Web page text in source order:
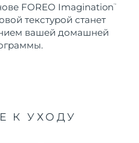
FOREO Imagination ™
текстурой станет
вашей домашней
К УХОДУ